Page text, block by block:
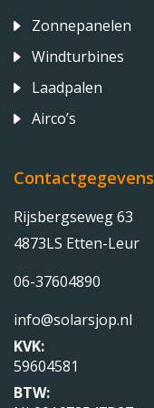
Zonnepanelen
Windturbines
Laadpalen
Airco’s
Contactgegevens
Rijsbergseweg 63
4873LS Etten-Leur
06-37604890
info@solarsjop.nl
KVK:
59604581
BTW: